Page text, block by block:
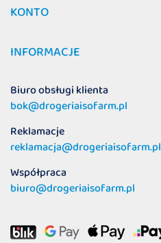
KONTO
INFORMACJE
Biuro obsługi klienta
bok@drogeriaisofarm.pl
Reklamacje
reklamacja@drogeriaisofarm.pl
Współpraca
biuro@drogeriaisofarm.pl